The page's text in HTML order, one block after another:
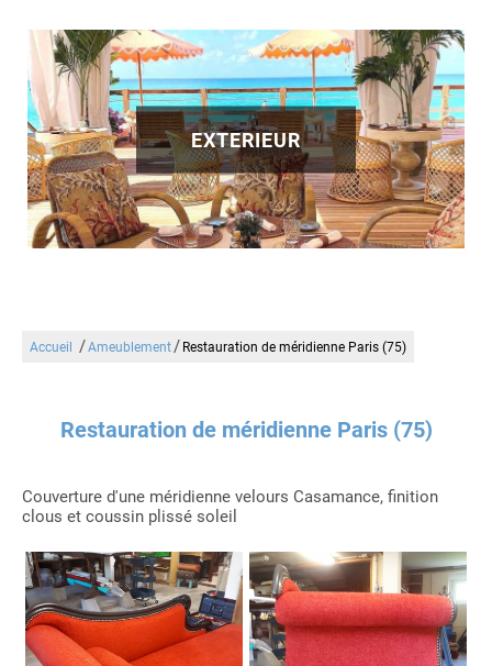
EXTERIEUR
Accueil /Ameublement/ Restauration de méridienne Paris (75)
Restauration de méridienne Paris (75)
Couverture d'une méridienne velours Casamance, finition
clous et coussin plissé soleil